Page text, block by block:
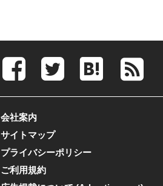
会社案内
サイトマップ
プライバシーポリシー
ご利用規約